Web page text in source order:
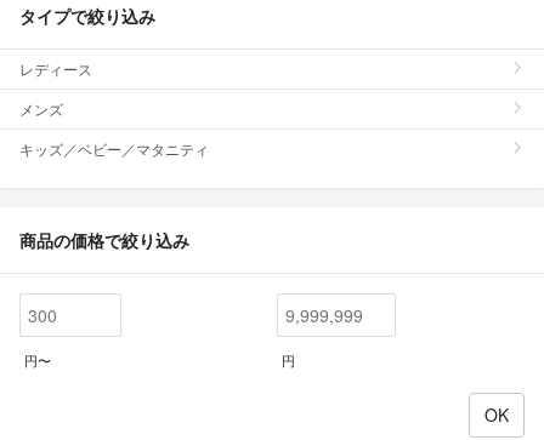
タイプで絞り込み
レディース
メンズ
キッズ／ベビー／マタニティ
商品の価格で絞り込み
円〜 円